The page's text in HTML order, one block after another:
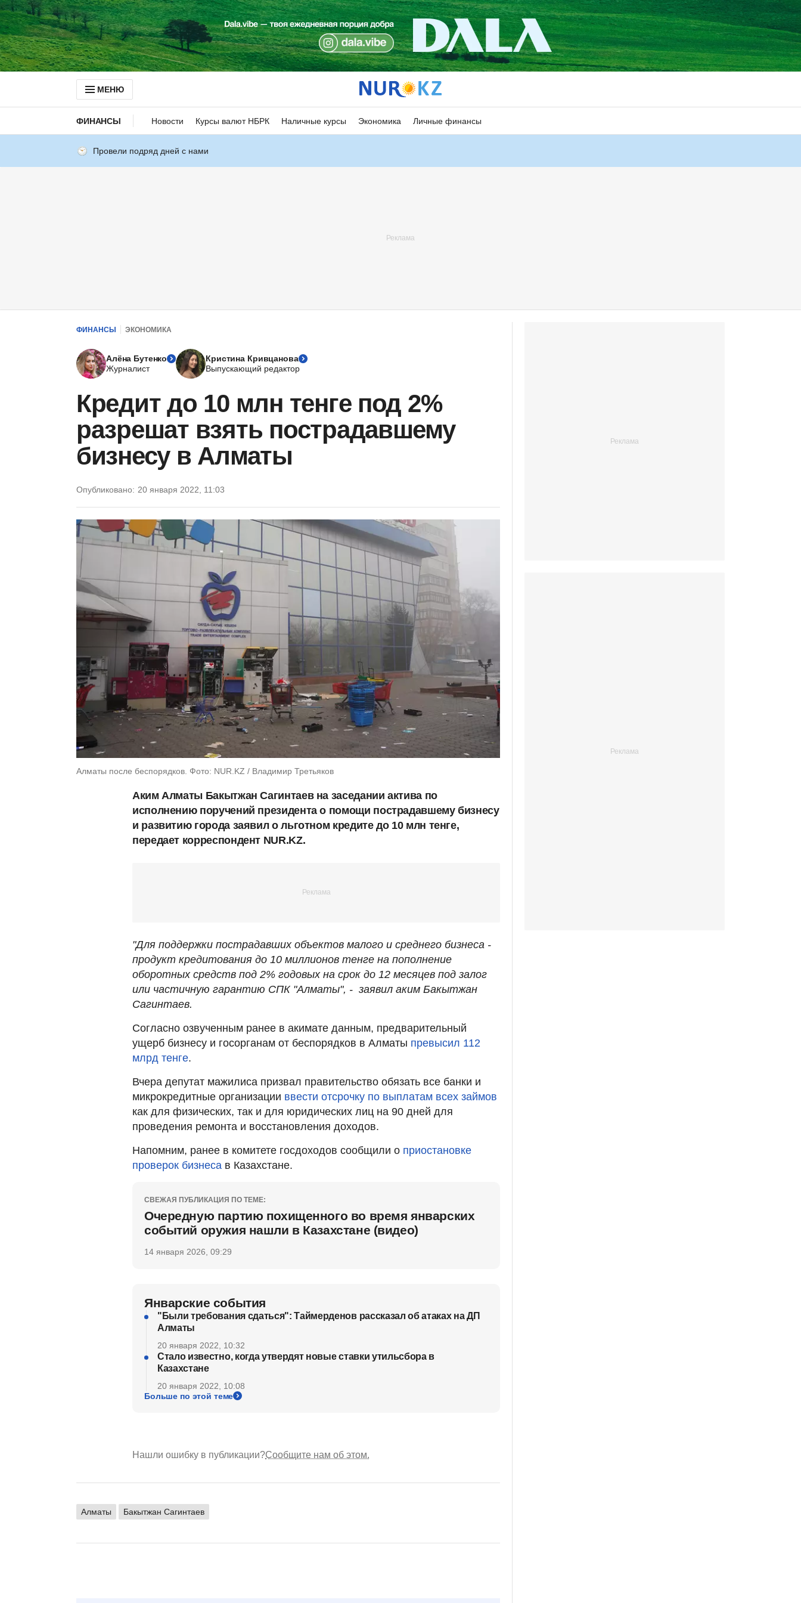
МЕНЮ
ФИНАНСЫ Новости Курсы валют НБРК Наличные курсы Экономика Личные финансы
Провели подряд дней с нами
ФИНАНСЫ ЭКОНОМИКА
Алёна Бутенко
Журналист
Кристина Кривцанова
Выпускающий редактор
Кредит до 10 млн тенге под 2%
разрешат взять пострадавшему
бизнесу в Алматы
Опубликовано: 20 января 2022, 11:03
Алматы после беспорядков. Фото: NUR.KZ / Владимир Третьяков
Аким Алматы Бакытжан Сагинтаев на заседании актива по
исполнению поручений президента о помощи пострадавшему бизнесу
и развитию города заявил о льготном кредите до 10 млн тенге,
передает корреспондент NUR.KZ.
"Для поддержки пострадавших объектов малого и среднего бизнеса -
продукт кредитования до 10 миллионов тенге на пополнение
оборотных средств под 2% годовых на срок до 12 месяцев под залог
или частичную гарантию СПК "Алматы", - заявил аким Бакытжан
Сагинтаев.
Согласно озвученным ранее в акимате данным, предварительный
ущерб бизнесу и госорганам от беспорядков в Алматы превысил 112
млрд тенге.
Вчера депутат мажилиса призвал правительство обязать все банки и
микрокредитные организации ввести отсрочку по выплатам всех займов
как для физических, так и для юридических лиц на 90 дней для
проведения ремонта и восстановления доходов.
Напомним, ранее в комитете госдоходов сообщили о приостановке
проверок бизнеса в Казахстане.
СВЕЖАЯ ПУБЛИКАЦИЯ ПО ТЕМЕ:
Очередную партию похищенного во время январских
событий оружия нашли в Казахстане (видео)
14 января 2026, 09:29
Январские события
"Были требования сдаться": Таймерденов рассказал об атаках на ДП
Алматы
20 января 2022, 10:32
Стало известно, когда утвердят новые ставки утильсбора в
Казахстане
20 января 2022, 10:08
Больше по этой теме
Нашли ошибку в публикации?Сообщите нам об этом.
Алматы Бакытжан Сагинтаев